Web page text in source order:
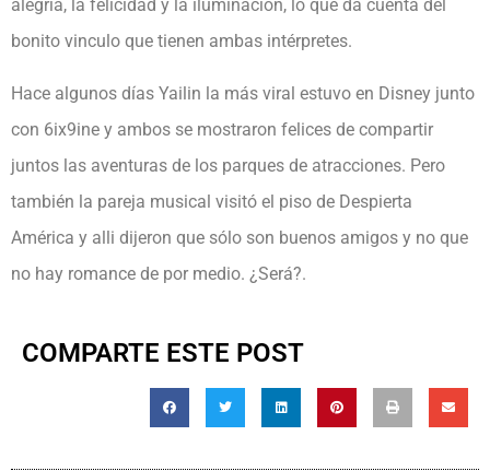
alegría, la felicidad y la iluminación, lo que da cuenta del
bonito vinculo que tienen ambas intérpretes.
Hace algunos días Yailin la más viral estuvo en Disney junto
con 6ix9ine y ambos se mostraron felices de compartir
juntos las aventuras de los parques de atracciones. Pero
también la pareja musical visitó el piso de Despierta
América y alli dijeron que sólo son buenos amigos y no que
no hay romance de por medio. ¿Será?.
COMPARTE ESTE POST